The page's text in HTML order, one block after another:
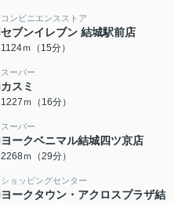
コンビニエンスストア
セブンイレブン 結城駅前店
1124ｍ（15分）
スーパー
カスミ
1227ｍ（16分）
スーパー
ヨークベニマル結城四ツ京店
2268ｍ（29分）
ショッピングセンター
ヨークタウン・アクロスプラザ結